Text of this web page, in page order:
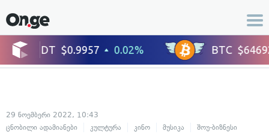
29 ნოემბერი 2022, 10:43
ცნობილი ადამიანები
კულტურა კინო მუსიკა შოუ-ბიზნესი